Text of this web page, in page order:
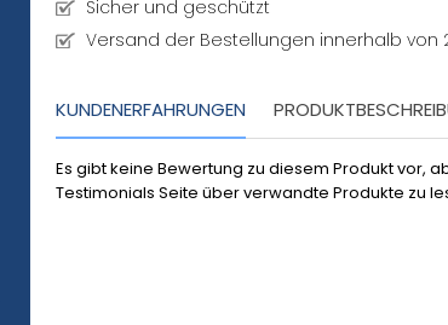
Sicher und geschützt
Versand der Bestellungen innerhalb von
KUNDENERFAHRUNGEN
Es gibt keine Bewertung zu diesem Produkt vor,
Testimonials Seite über verwandte Produkte zu